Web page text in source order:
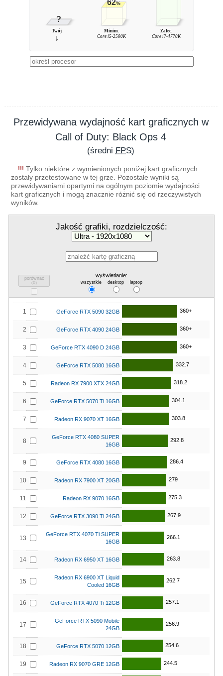
?
62%
Twój
↓
Minim.
Core i5-2500K
Zalec.
Core i7-4770K
Przewidywana wydajność kart graficznych w
Call of Duty: Black Ops 4
(średni FPS)
!!! Tylko niektóre z wymienionych poniżej kart graficznych
zostały przetestowane w tej grze. Pozostałe wyniki są
przewidywaniami opartymi na ogólnym poziomie wydajności
kart graficznych i mogą znacznie różnić się od rzeczywistych
wyników.
Jakość grafiki, rozdzielczość:
porównać
(0)
wyświetlanie:
wszystkie desktop laptop
1 GeForce RTX 5090 32GB 360+
2 GeForce RTX 4090 24GB 360+
3 GeForce RTX 4090 D 24GB 360+
4 GeForce RTX 5080 16GB 332.7
5 Radeon RX 7900 XTX 24GB 318.2
6 GeForce RTX 5070 Ti 16GB 304.1
7 Radeon RX 9070 XT 16GB 303.8
8
GeForce RTX 4080 SUPER
16GB
292.8
9 GeForce RTX 4080 16GB 286.4
10 Radeon RX 7900 XT 20GB 279
11 Radeon RX 9070 16GB 275.3
12 GeForce RTX 3090 Ti 24GB 267.9
13
GeForce RTX 4070 Ti SUPER
16GB
266.1
14 Radeon RX 6950 XT 16GB 263.8
15
Radeon RX 6900 XT Liquid
Cooled 16GB
262.7
16 GeForce RTX 4070 Ti 12GB 257.1
17
GeForce RTX 5090 Mobile
24GB
256.9
18 GeForce RTX 5070 12GB 254.6
19 Radeon RX 9070 GRE 12GB 244.5